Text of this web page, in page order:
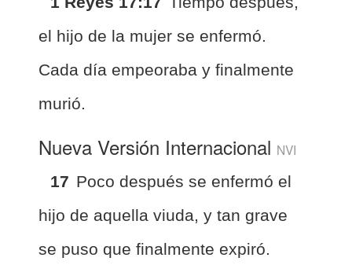
el hijo de la mujer se enfermó.
Cada día empeoraba y finalmente
murió.
Nueva Versión Internacional NVI
17 Poco después se enfermó el
hijo de aquella viuda, y tan grave
se puso que finalmente expiró.